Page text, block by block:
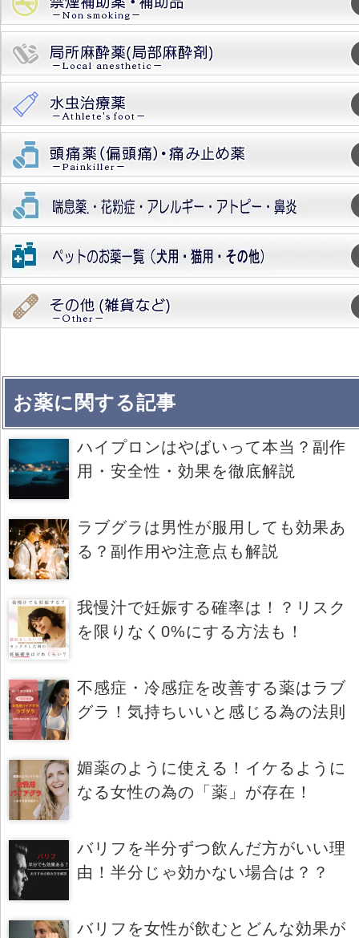
お薬に関する記事
ハイプロンはやばいって本当？副作
用・安全性・効果を徹底解説
ラブグラは男性が服用しても効果あ
る？副作用や注意点も解説
我慢汁で妊娠する確率は！？リスク
を限りなく0%にする方法も！
不感症・冷感症を改善する薬はラブ
グラ！気持ちいいと感じる為の法則
媚薬のように使える！イケるように
なる女性の為の「薬」が存在！
バリフを半分ずつ飲んだ方がいい理
由！半分じゃ効かない場合は？？
バリフを女性が飲むとどんな効果が